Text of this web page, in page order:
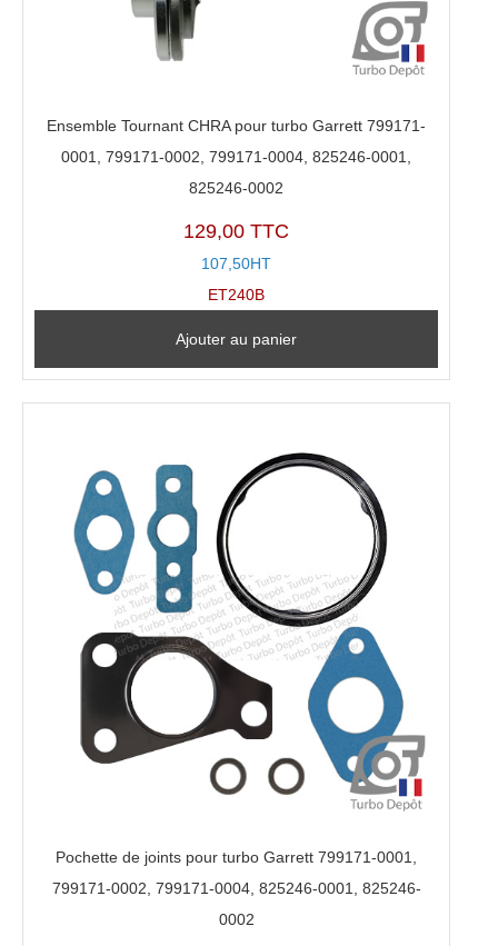
Ensemble Tournant CHRA pour turbo Garrett 799171-
0001, 799171-0002, 799171-0004, 825246-0001,
825246-0002
129,00 TTC
107,50HT
ET240B
Ajouter au panier
Pochette de joints pour turbo Garrett 799171-0001,
799171-0002, 799171-0004, 825246-0001, 825246-
0002